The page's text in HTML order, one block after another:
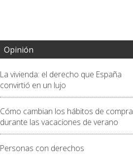
Opinión
La vivienda: el derecho que España
convirtió en un lujo
Cómo cambian los hábitos de compra
durante las vacaciones de verano
Personas con derechos